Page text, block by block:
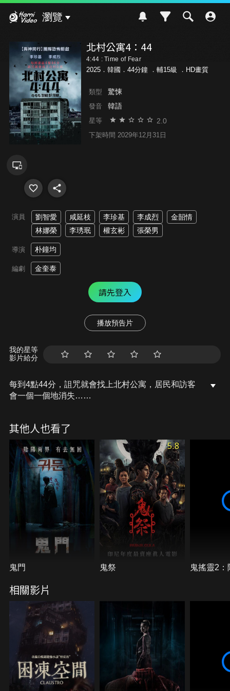
瀏覽
北村公寓4：44
4:44 : Time of Fear
2025．韓國．44分鐘 ． 輔15級 ．HD畫質
類型 驚悚
發音 韓語
星等 2.0
下架時間 2029年12月31日
演員 劉智愛 咸延枝 李珍基 李成烈
金韶情
林娜榮
李琇珉 權玄彬 張榮男
導演 朴鐘均
編劇 金奎泰
請先登入
播放預告片
我的星等
影片給分
每到4點44分，詛咒就會找上北村公寓，居民和訪客
會一個一個地消失……
其他人也看了
鬼門
5.8
鬼祭 鬼搖靈2：
相關影片